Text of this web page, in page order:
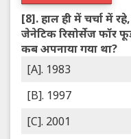
[8].हाल ही में चर्चा में
जेनेटिक रिसोर्सेज फॉर
कब अपनाया गया था?
[A]. 1983
[B]. 1997
[C]. 2001